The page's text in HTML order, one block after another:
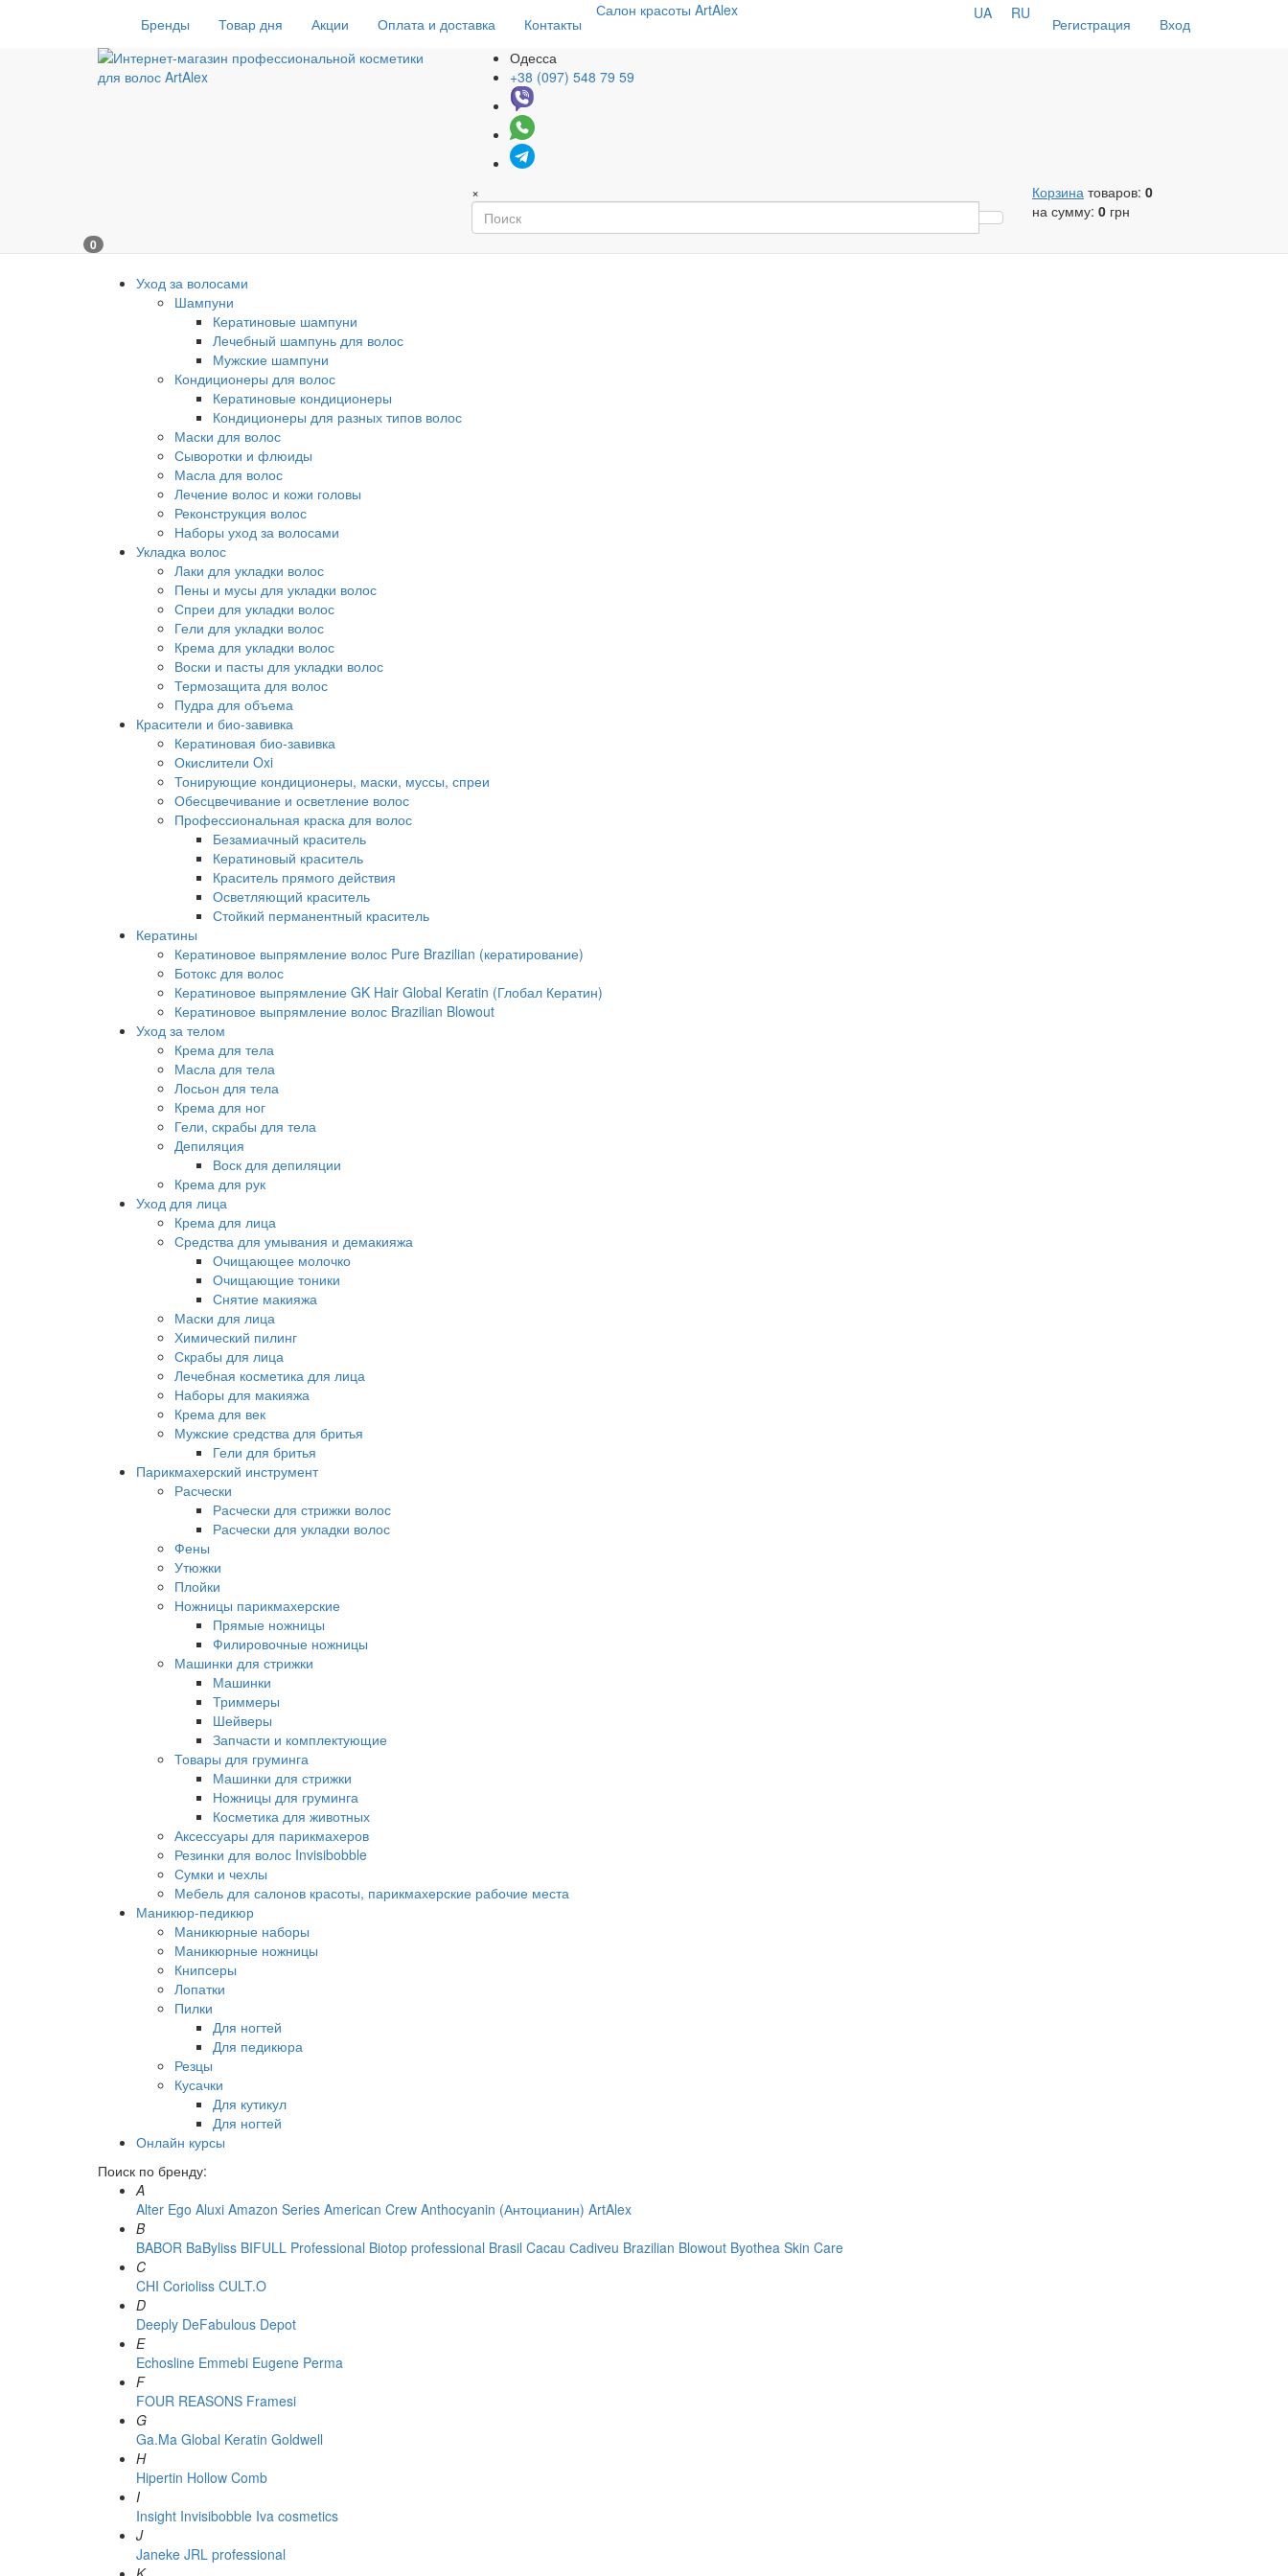
Бренды Товар дня Акции Оплата и доставка Контакты
Салон красоты ArtAlex
Регистрация Вход
UA RU
Одесса
+38 (097) 548 79 59
× Корзина товаров: 0
на сумму: 0 грн
0
Уход за волосами
Шампуни
Кератиновые шампуни
Лечебный шампунь для волос
Мужские шампуни
Кондиционеры для волос
Кератиновые кондиционеры
Кондиционеры для разных типов волос
Маски для волос
Сыворотки и флюиды
Масла для волос
Лечение волос и кожи головы
Реконструкция волос
Наборы уход за волосами
Укладка волос
Лаки для укладки волос
Пены и мусы для укладки волос
Спреи для укладки волос
Гели для укладки волос
Крема для укладки волос
Воски и пасты для укладки волос
Термозащита для волос
Пудра для объема
Красители и био-завивка
Кератиновая био-завивка
Окислители Oxi
Тонирующие кондиционеры, маски, муссы, спреи
Обесцвечивание и осветление волос
Профессиональная краска для волос
Безамиачный краситель
Кератиновый краситель
Краситель прямого действия
Осветляющий краситель
Стойкий перманентный краситель
Кератины
Кератиновое выпрямление волос Pure Brazilian (кератирование)
Ботокс для волос
Кератиновое выпрямление GK Hair Global Keratin (Глобал Кератин)
Кератиновое выпрямление волос Brazilian Blowout
Уход за телом
Крема для тела
Масла для тела
Лосьон для тела
Крема для ног
Гели, скрабы для тела
Депиляция
Воск для депиляции
Крема для рук
Уход для лица
Крема для лица
Средства для умывания и демакияжа
Очищающее молочко
Очищающие тоники
Снятие макияжа
Маски для лица
Химический пилинг
Скрабы для лица
Лечебная косметика для лица
Наборы для макияжа
Крема для век
Мужские средства для бритья
Гели для бритья
Парикмахерский инструмент
Расчески
Расчески для стрижки волос
Расчески для укладки волос
Фены
Утюжки
Плойки
Ножницы парикмахерские
Прямые ножницы
Филировочные ножницы
Машинки для стрижки
Машинки
Триммеры
Шейверы
Запчасти и комплектующие
Товары для груминга
Машинки для стрижки
Ножницы для груминга
Косметика для животных
Аксессуары для парикмахеров
Резинки для волос Invisibobble
Сумки и чехлы
Мебель для салонов красоты, парикмахерские рабочие места
Маникюр-педикюр
Маникюрные наборы
Маникюрные ножницы
Книпсеры
Лопатки
Пилки
Для ногтей
Для педикюра
Резцы
Кусачки
Для кутикул
Для ногтей
Онлайн курсы
Поиск по бренду:
A
Alter Ego Aluxi Amazon Series American Crew Anthocyanin (Антоцианин) ArtAlex
B
BABOR BaByliss BIFULL Professional Biotop professional Brasil Cacau Сadiveu Brazilian Blowout Byothea Skin Care
C
CHI Corioliss CULT.O
D
Deeply DeFabulous Depot
E
Echosline Emmebi Eugene Perma
F
FOUR REASONS Framesi
G
Ga.Ma Global Keratin Goldwell
H
Hipertin Hollow Comb
I
Insight Invisibobble Iva cosmetics
J
Janeke JRL professional